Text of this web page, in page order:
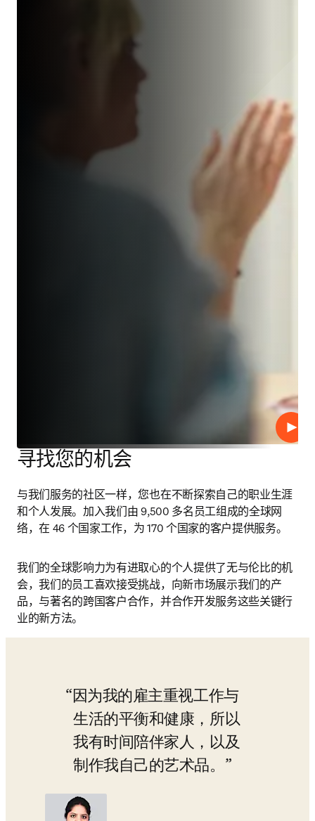
播放
寻找您的机会
与我们服务的社区一样，您也在不断探索自己的职业生涯
和个人发展。加入我们由 9,500 多名员工组成的全球网
络，在 46 个国家工作，为 170 个国家的客户提供服务。
我们的全球影响力为有进取心的个人提供了无与伦比的机
会，我们的员工喜欢接受挑战，向新市场展示我们的产
品，与著名的跨国客户合作，并合作开发服务这些关键行
业的新方法。
因为我的雇主重视工作与
生活的平衡和健康，所以
我有时间陪伴家人，以及
制作我自己的艺术品。